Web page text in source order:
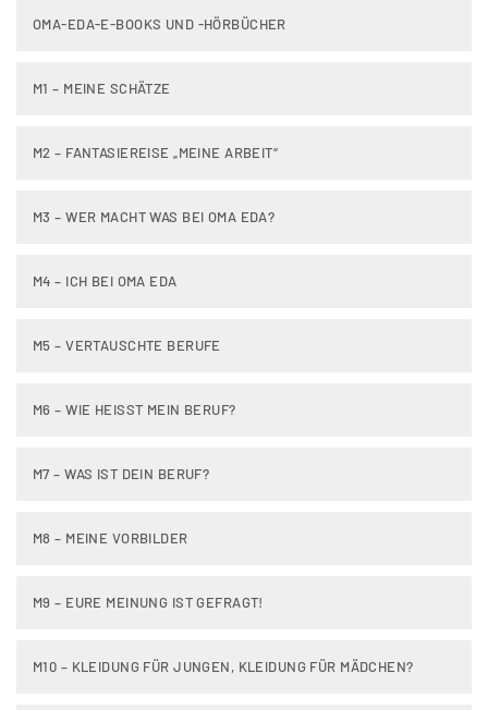
OMA-EDA-E-BOOKS UND -HÖRBÜCHER
M1 – MEINE SCHÄTZE
M2 – FANTASIEREISE „MEINE ARBEIT“
M3 – WER MACHT WAS BEI OMA EDA?
M4 – ICH BEI OMA EDA
M5 – VERTAUSCHTE BERUFE
M6 – WIE HEISST MEIN BERUF?
M7 – WAS IST DEIN BERUF?
M8 – MEINE VORBILDER
M9 – EURE MEINUNG IST GEFRAGT!
M10 – KLEIDUNG FÜR JUNGEN, KLEIDUNG FÜR MÄDCHEN?